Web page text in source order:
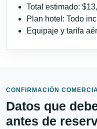
Total estimado:
Plan hotel: Todo
Equipaje y tarifa
CONFIRMACIÓN
Datos que
antes de